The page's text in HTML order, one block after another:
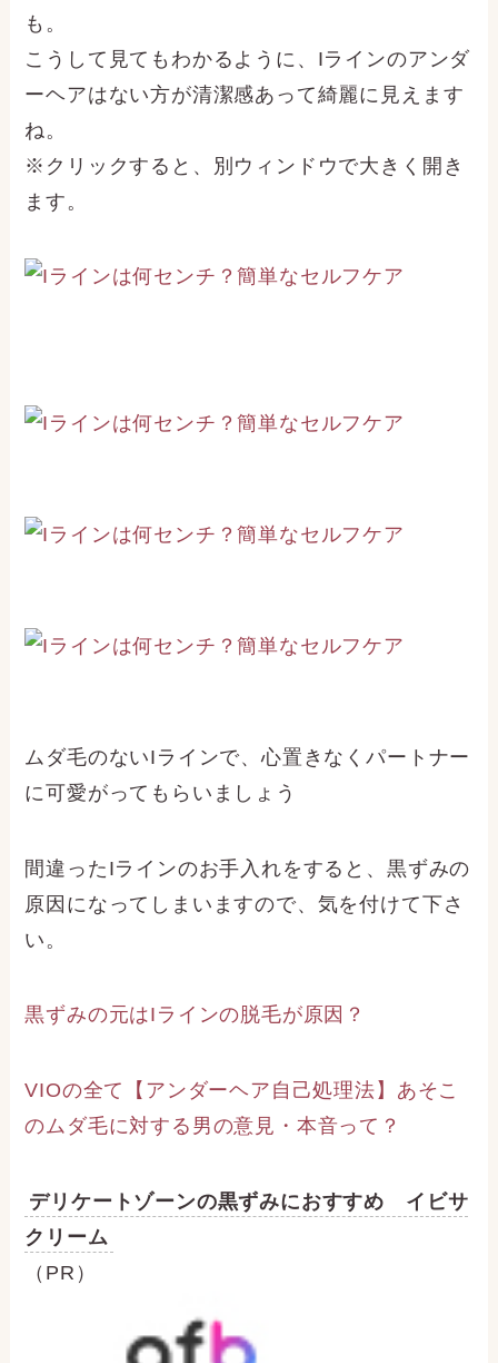
も。
こうして見てもわかるように、Iラインのアンダ
ーヘアはない方が清潔感あって綺麗に見えます
ね。
※クリックすると、別ウィンドウで大きく開き
ます。
ムダ毛のないIラインで、心置きなくパートナー
に可愛がってもらいましょう
間違ったIラインのお手入れをすると、黒ずみの
原因になってしまいますので、気を付けて下さ
い。
黒ずみの元はIラインの脱毛が原因？
VIOの全て【アンダーヘア自己処理法】あそこ
のムダ毛に対する男の意見・本音って？
デリケートゾーンの黒ずみにおすすめ イビサ
クリーム
（PR）